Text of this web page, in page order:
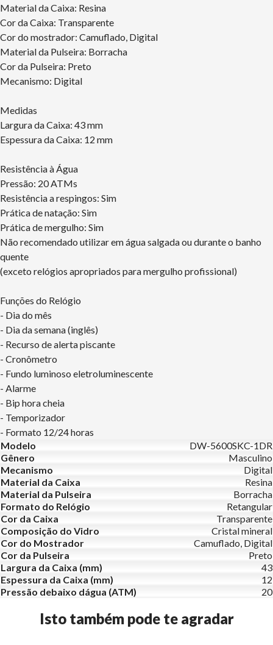
Material da Caixa: Resina
Cor da Caixa: Transparente
Cor do mostrador: Camuflado, Digital
Material da Pulseira: Borracha
Cor da Pulseira: Preto
Mecanismo: Digital
Medidas
Largura da Caixa: 43 mm
Espessura da Caixa: 12 mm
Resistência à Água
Pressão: 20 ATMs
Resistência a respingos: Sim
Prática de natação: Sim
Prática de mergulho: Sim
Não recomendado utilizar em água salgada ou durante o banho
quente
(exceto relógios apropriados para mergulho profissional)
Funções do Relógio
- Dia do mês
- Dia da semana (inglês)
- Recurso de alerta piscante
- Cronômetro
- Fundo luminoso eletroluminescente
- Alarme
- Bip hora cheia
- Temporizador
- Formato 12/24 horas
Modelo
DW-5600SKC-1DR
Gênero
Masculino
Mecanismo
Digital
Material da Caixa
Resina
Material da Pulseira
Borracha
Formato do Relógio
Retangular
Cor da Caixa
Transparente
Composição do Vidro
Cristal mineral
Cor do Mostrador
Camuflado, Digital
Cor da Pulseira
Preto
Largura da Caixa (mm)
43
Espessura da Caixa (mm)
12
Pressão debaixo dágua (ATM)
20
Isto também pode te agradar